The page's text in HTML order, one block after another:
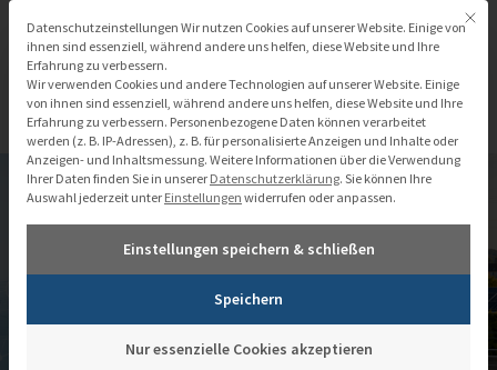
Inhalt
springen
Praxisforum Energie
und Kommune
Mit
Datenschutzeinstellungen
Datenschutzeinstellungen Wir nutzen Cookies auf unserer Website. Einige von
ihnen sind essenziell, während andere uns helfen, diese Website und Ihre
Erfahrung zu verbessern.
Wir verwenden Cookies und andere Technologien auf unserer Website. Einige
von ihnen sind essenziell, während andere uns helfen, diese Website und Ihre
Erfahrung zu verbessern. Personenbezogene Daten können verarbeitet
werden (z. B. IP-Adressen), z. B. für personalisierte Anzeigen und Inhalte oder
Anzeigen- und Inhaltsmessung. Weitere Informationen über die Verwendung
Ihrer Daten finden Sie in unserer Datenschutzerklärung. Sie können Ihre
Auswahl jederzeit unter Einstellungen widerrufen oder anpassen.
Einstellungen speichern & schließen
Speichern
Nur essenzielle Cookies akzeptieren